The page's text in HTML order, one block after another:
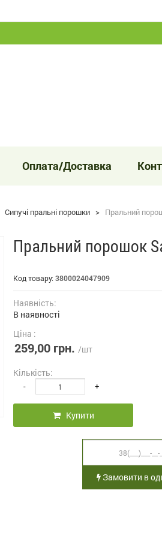
Оплата/Доставка
Сипучі пральні порошки > Пральний
Пральний порошок
Код товару: 3800024047909
Наявність:
В наявності
Ціна :
259,00 грн. /шт
Кількість:
- +
Купити
Замовити в